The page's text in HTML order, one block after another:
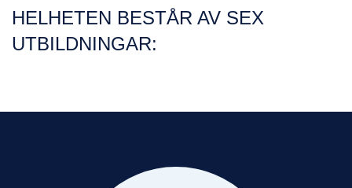
HELHETEN BESTÅR AV SEX
UTBILDNINGAR: